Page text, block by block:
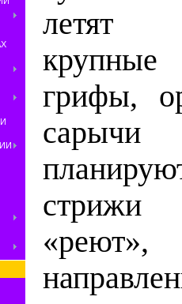
летят
грифы,
«реют»,